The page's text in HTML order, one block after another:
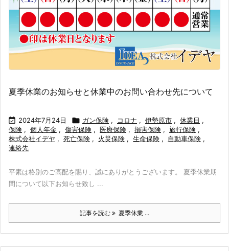
夏季休業のお知らせと休業中のお問い合わせ先について
 2024年7月24日  ガン保険 , コロナ , 伊勢原市 , 休業日 ,
保険 , 個人年金 , 傷害保険 , 医療保険 , 損害保険 , 旅行保険 ,
株式会社イデヤ , 死亡保険 , 火災保険 , 生命保険 , 自動車保険 ,
連絡先
平素は格別のご高配を賜り、誠にありがとうございます。 夏季休業期
間について以下お知らせ致し ...
記事を読む 夏季休業 ...